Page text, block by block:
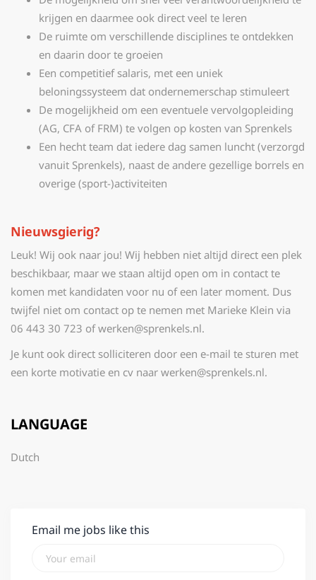
krijgen en daarmee ook direct veel te leren
De ruimte om verschillende disciplines te ontdekken
en daarin door te groeien
Een competitief salaris, met een uniek
beloningssysteem dat ondernemerschap stimuleert
De mogelijkheid om een eventuele vervolgopleiding
(AG, CFA of FRM) te volgen op kosten van Sprenkels
Een hecht team dat iedere dag samen luncht (verzorgd
vanuit Sprenkels), naast de andere gezellige borrels en
overige (sport-)activiteiten
Nieuwsgierig?
Leuk! Wij ook naar jou! Wij hebben niet altijd direct een plek
beschikbaar, maar we staan altijd open om in contact te
komen met kandidaten voor nu of een later moment. Dus
twijfel niet om contact op te nemen met Marieke Klein via
06 443 30 723 of werken@sprenkels.nl.
Je kunt ook direct solliciteren door een e-mail te sturen met
een korte motivatie en cv naar werken@sprenkels.nl.
LANGUAGE
Dutch
Email me jobs like this